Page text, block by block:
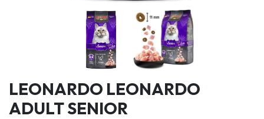
LEONARDO LEONARDO
ADULT SENIOR